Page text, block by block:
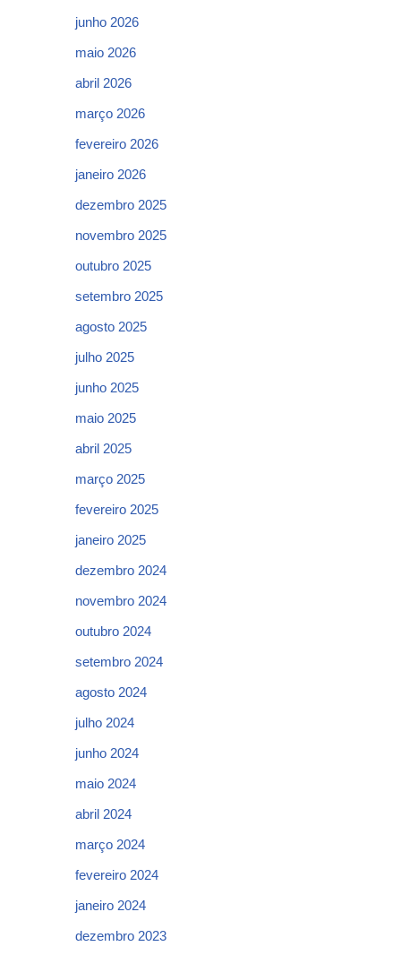
junho 2026
maio 2026
abril 2026
março 2026
fevereiro 2026
janeiro 2026
dezembro 2025
novembro 2025
outubro 2025
setembro 2025
agosto 2025
julho 2025
junho 2025
maio 2025
abril 2025
março 2025
fevereiro 2025
janeiro 2025
dezembro 2024
novembro 2024
outubro 2024
setembro 2024
agosto 2024
julho 2024
junho 2024
maio 2024
abril 2024
março 2024
fevereiro 2024
janeiro 2024
dezembro 2023